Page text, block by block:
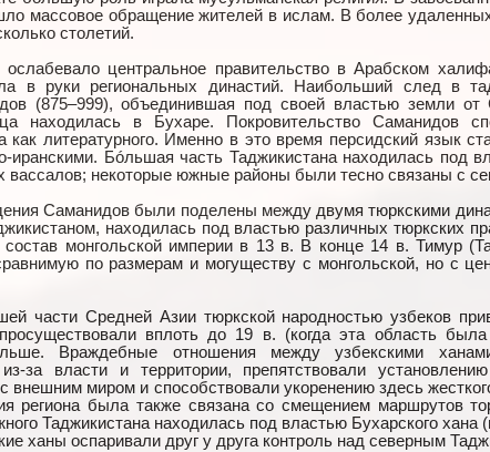
массовое обращение жителей в ислам. В более
столетий.
центральное правительство в Арабском
в руки региональных династий. Наибольший след в
(875–999), объединившая под своей властью земли от
находилась в Бухаре. Покровительство Саманидов
как литературного. Именно в это время персидский язык
иранскими. Бóльшая часть Таджикистана находилась под
вассалов; некоторые южные районы были тесно связаны с
Саманидов были поделены между двумя тюркскими
находилась под властью различных тюркских
монгольской империи в 13 в. В конце 14 в. Тимур
по размерам и могуществу с монгольской, но с
части Средней Азии тюркской народностью узбеков
вплоть до 19 в. (когда эта область
Враждебные отношения между узбекскими
за власти и территории, препятствовали
внешним миром и способствовали укоренению здесь
региона была также связана со смещением маршрутов
Таджикистана находилась под властью Бухарского хана
ханы оспаривали друг у друга контроль над северным